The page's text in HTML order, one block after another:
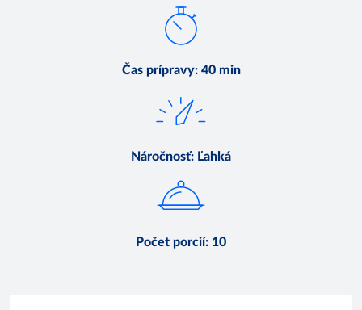
Čas prípravy: 40 min
Náročnosť: Ľahká
Počet porcií: 10